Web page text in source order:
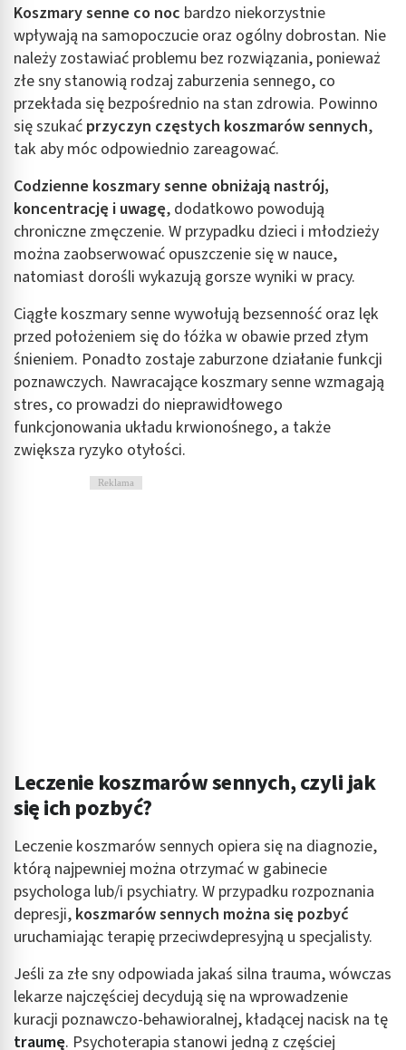
Koszmary senne co noc bardzo niekorzystnie
wpływają na samopoczucie oraz ogólny dobrostan. Nie
należy zostawiać problemu bez rozwiązania, ponieważ
złe sny stanowią rodzaj zaburzenia sennego, co
przekłada się bezpośrednio na stan zdrowia. Powinno
się szukać przyczyn częstych koszmarów sennych,
tak aby móc odpowiednio zareagować.
Codzienne koszmary senne obniżają nastrój,
koncentrację i uwagę, dodatkowo powodują
chroniczne zmęczenie. W przypadku dzieci i młodzieży
można zaobserwować opuszczenie się w nauce,
natomiast dorośli wykazują gorsze wyniki w pracy.
Ciągłe koszmary senne wywołują bezsenność oraz lęk
przed położeniem się do łóżka w obawie przed złym
śnieniem. Ponadto zostaje zaburzone działanie funkcji
poznawczych. Nawracające koszmary senne wzmagają
stres, co prowadzi do nieprawidłowego
funkcjonowania układu krwionośnego, a także
zwiększa ryzyko otyłości.
Reklama
Leczenie koszmarów sennych, czyli jak
się ich pozbyć?
Leczenie koszmarów sennych opiera się na diagnozie,
którą najpewniej można otrzymać w gabinecie
psychologa lub/i psychiatry. W przypadku rozpoznania
depresji, koszmarów sennych można się pozbyć
uruchamiając terapię przeciwdepresyjną u specjalisty.
Jeśli za złe sny odpowiada jakaś silna trauma, wówczas
lekarze najczęściej decydują się na wprowadzenie
kuracji poznawczo-behawioralnej, kładącej nacisk na tę
traumę. Psychoterapia stanowi jedną z częściej